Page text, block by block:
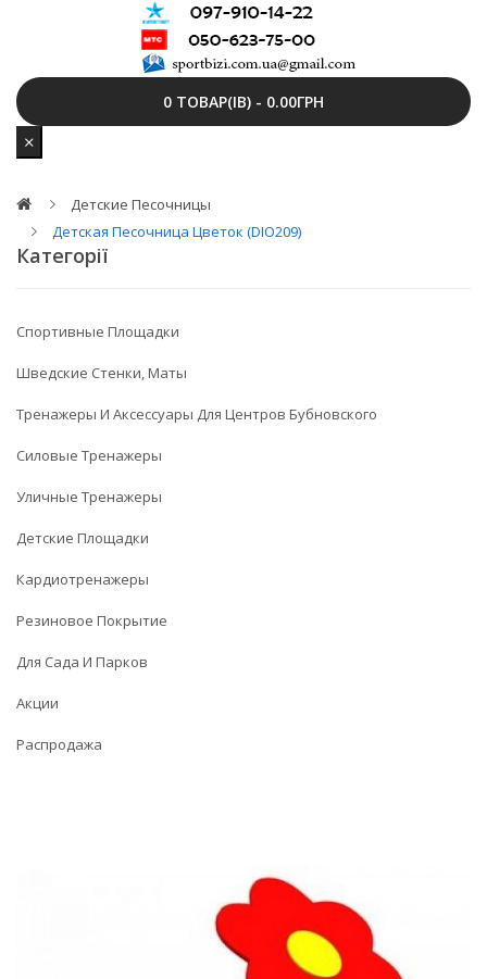
0 ТОВАР(ІВ) - 0.00ГРН
Детские Песочницы
Детская Песочница Цветок (DIO209)
Категорії
Спортивные Площадки
Шведские Стенки, Маты
Тренажеры И Аксессуары Для Центров Бубновского
Силовые Тренажеры
Уличные Тренажеры
Детские Площадки
Кардиотренажеры
Резиновое Покрытие
Для Сада И Парков
Акции
Распродажа